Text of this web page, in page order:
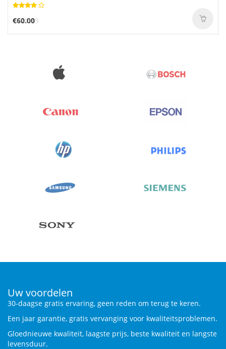
€60.00
Uw voordelen
30-daagse gratis ervaring, geen reden om terug te keren.
Een jaar garantie, gratis vervanging voor kwaliteitsproblemen.
Gloednieuwe kwaliteit, laagste prijs, beste kwaliteit en langste
levensduur.